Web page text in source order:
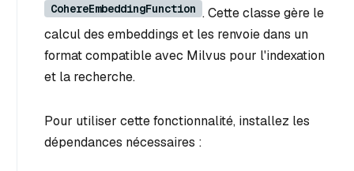
CohereEmbeddingFunction . Cette classe gère le
calcul des embeddings et les renvoie dans un
format compatible avec Milvus pour l'indexation
et la recherche.
Pour utiliser cette fonctionnalité, installez les
dépendances nécessaires :